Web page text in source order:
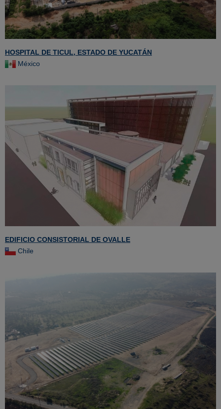
HOSPITAL DE TICUL, ESTADO DE YUCATÁN
México
EDIFICIO CONSISTORIAL DE OVALLE
Chile